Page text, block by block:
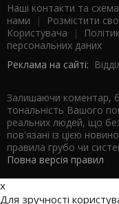
Наші контакти та
нами | Розмістити
Користувача |
персональних даних
Реклама на сайті:
Залишаючи коментар,
тональність Вашого
реальних людей, що
пов'язані із цією
правила грубо чи
Повна версія правил
x
Для зручності